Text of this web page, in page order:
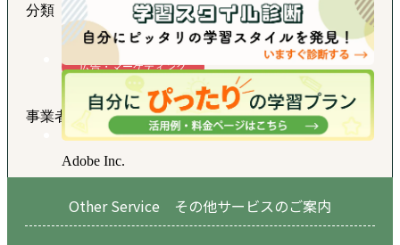
Other Service その他サービスのご案内
分類
広告・マーケティング
事業者
Adobe Inc.
サービス名